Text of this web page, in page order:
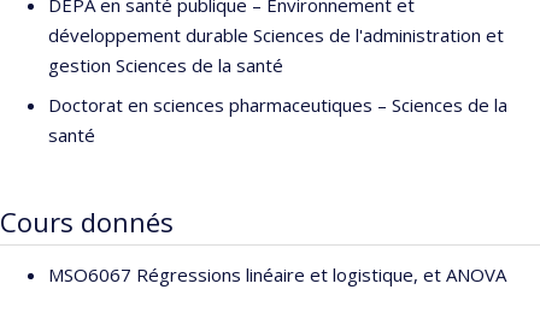
DEPA en santé publique – Environnement et
développement durable Sciences de l'administration et
gestion Sciences de la santé
Doctorat en sciences pharmaceutiques – Sciences de la
santé
Cours donnés
MSO6067 Régressions linéaire et logistique, et ANOVA